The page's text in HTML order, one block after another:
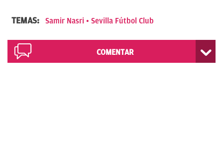
TEMAS: Samir Nasri Sevilla Fútbol Club
COMENTAR